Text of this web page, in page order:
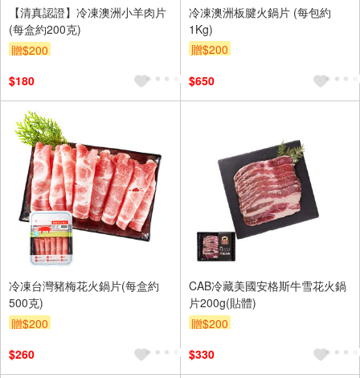
【清真認證】冷凍澳洲小羊肉片
(每盒約200克)
贈$200
$180
冷凍澳洲板腱火鍋片 (每包約
1Kg)
贈$200
$650
冷凍台灣豬梅花火鍋片(每盒約
500克)
贈$200
$260
CAB冷藏美國安格斯牛雪花火鍋
片200g(貼體)
贈$200
$330